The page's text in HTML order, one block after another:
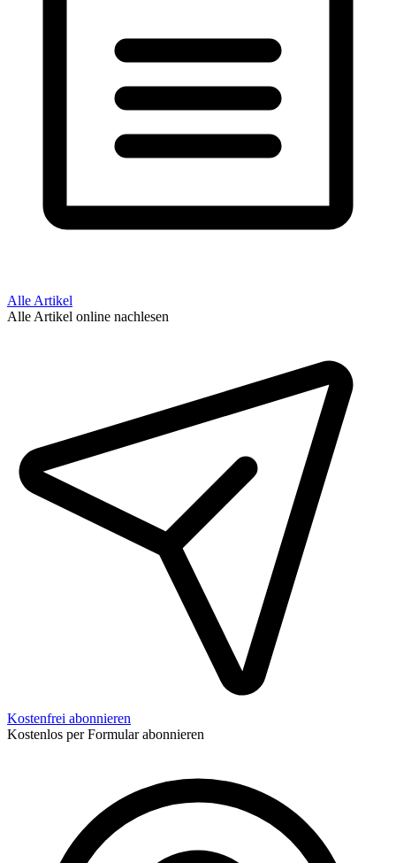
Alle Artikel
Alle Artikel online nachlesen
Kostenfrei abonnieren
Kostenlos per Formular abonnieren